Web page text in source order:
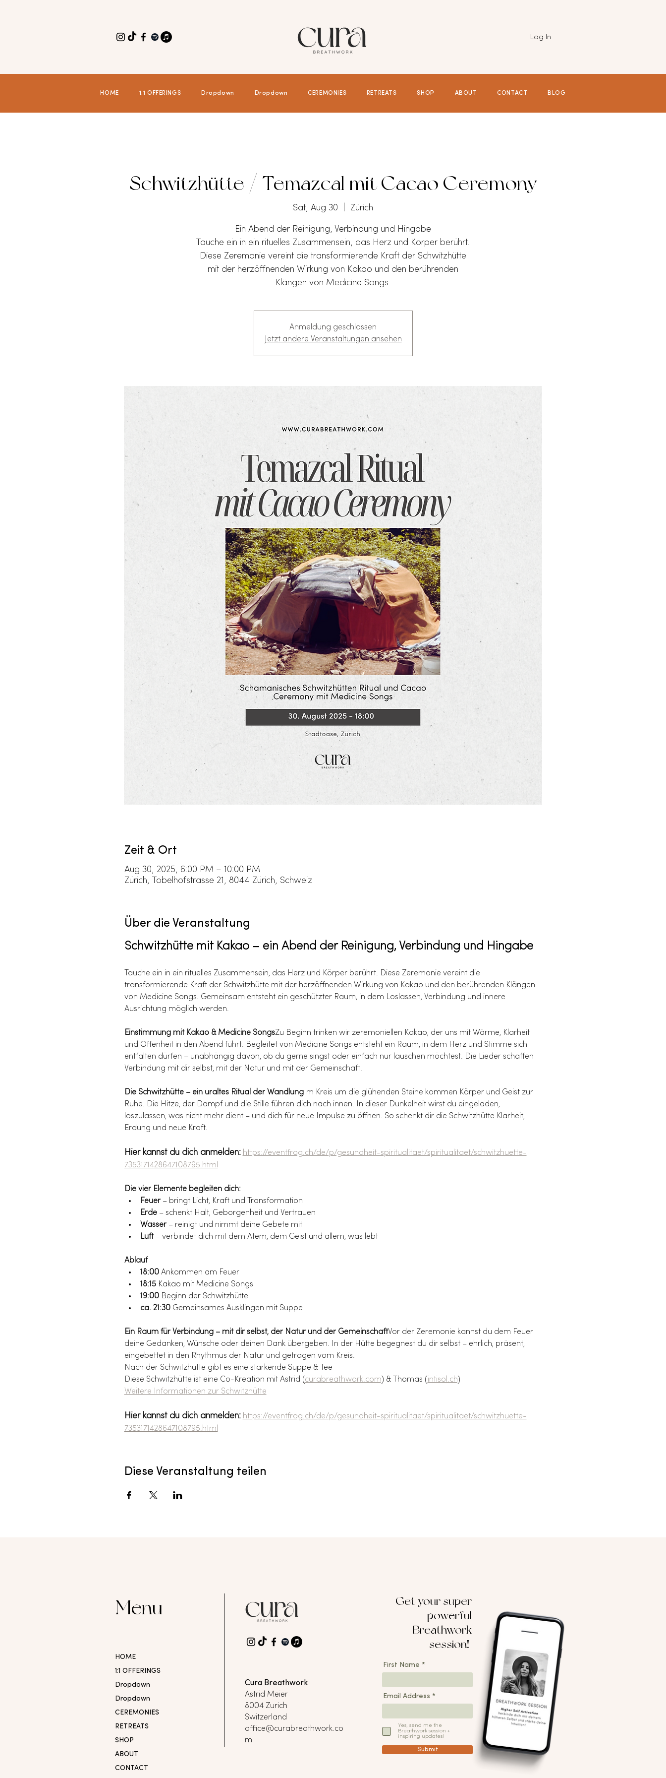
Log In
HOME 1:1 OFFERINGS Dropdown Dropdown CEREMONIES RETREATS SHOP ABOUT CONTACT BLOG
Schwitzhütte / Temazcal mit Cacao Ceremony
Sat, Aug 30 Zürich
Ein Abend der Reinigung, Verbindung und Hingabe
Tauche ein in ein rituelles Zusammensein, das Herz und Körper berührt.
Diese Zeremonie vereint die transformierende Kraft der Schwitzhütte
mit der herzöffnenden Wirkung von Kakao und den berührenden
Klängen von Medicine Songs.
Anmeldung geschlossen
Jetzt andere Veranstaltungen ansehen
Zeit & Ort
Aug 30, 2025, 6:00 PM – 10:00 PM
Zürich, Tobelhofstrasse 21, 8044 Zürich, Schweiz
Über die Veranstaltung
Schwitzhütte mit Kakao – ein Abend der Reinigung, Verbindung und Hingabe
Tauche ein in ein rituelles Zusammensein, das Herz und Körper berührt. Diese Zeremonie vereint die
transformierende Kraft der Schwitzhütte mit der herzöffnenden Wirkung von Kakao und den berührenden Klängen
von Medicine Songs. Gemeinsam entsteht ein geschützter Raum, in dem Loslassen, Verbindung und innere
Ausrichtung möglich werden.
Einstimmung mit Kakao & Medicine SongsZu Beginn trinken wir zeremoniellen Kakao, der uns mit Wärme, Klarheit
und Offenheit in den Abend führt. Begleitet von Medicine Songs entsteht ein Raum, in dem Herz und Stimme sich
entfalten dürfen – unabhängig davon, ob du gerne singst oder einfach nur lauschen möchtest. Die Lieder schaffen
Verbindung mit dir selbst, mit der Natur und mit der Gemeinschaft.
Die Schwitzhütte – ein uraltes Ritual der WandlungIm Kreis um die glühenden Steine kommen Körper und Geist zur
Ruhe. Die Hitze, der Dampf und die Stille führen dich nach innen. In dieser Dunkelheit wirst du eingeladen,
loszulassen, was nicht mehr dient – und dich für neue Impulse zu öffnen. So schenkt dir die Schwitzhütte Klarheit,
Erdung und neue Kraft.
Hier kannst du dich anmelden: https://eventfrog.ch/de/p/gesundheit-spiritualitaet/spiritualitaet/schwitzhuette-
7353171428647108795.html
Die vier Elemente begleiten dich:
Feuer – bringt Licht, Kraft und Transformation
Erde – schenkt Halt, Geborgenheit und Vertrauen
Wasser – reinigt und nimmt deine Gebete mit
Luft – verbindet dich mit dem Atem, dem Geist und allem, was lebt
Ablauf
18:00 Ankommen am Feuer
18:15 Kakao mit Medicine Songs
19:00 Beginn der Schwitzhütte
ca. 21:30 Gemeinsames Ausklingen mit Suppe
Ein Raum für Verbindung – mit dir selbst, der Natur und der GemeinschaftVor der Zeremonie kannst du dem Feuer
deine Gedanken, Wünsche oder deinen Dank übergeben. In der Hütte begegnest du dir selbst – ehrlich, präsent,
eingebettet in den Rhythmus der Natur und getragen vom Kreis.
Nach der Schwitzhütte gibt es eine stärkende Suppe & Tee
Diese Schwitzhütte ist eine Co-Kreation mit Astrid (curabreathwork.com) & Thomas ( intisol.ch)
Weitere Informationen zur Schwitzhütte
Hier kannst du dich anmelden: https://eventfrog.ch/de/p/gesundheit-spiritualitaet/spiritualitaet/schwitzhuette-
7353171428647108795.html
Diese Veranstaltung teilen
Menu
HOME
1:1 OFFERINGS
Dropdown
Dropdown
CEREMONIES
RETREATS
SHOP
ABOUT
CONTACT
Cura Breathwork
Astrid Meier
8004 Zurich
Switzerland
office@curabreathwork.co
m
Get your super
powerful
Breathwork
session!
First Name
Email Address
Yes, send me the
Breathwork session +
inspiring updates!
Submit